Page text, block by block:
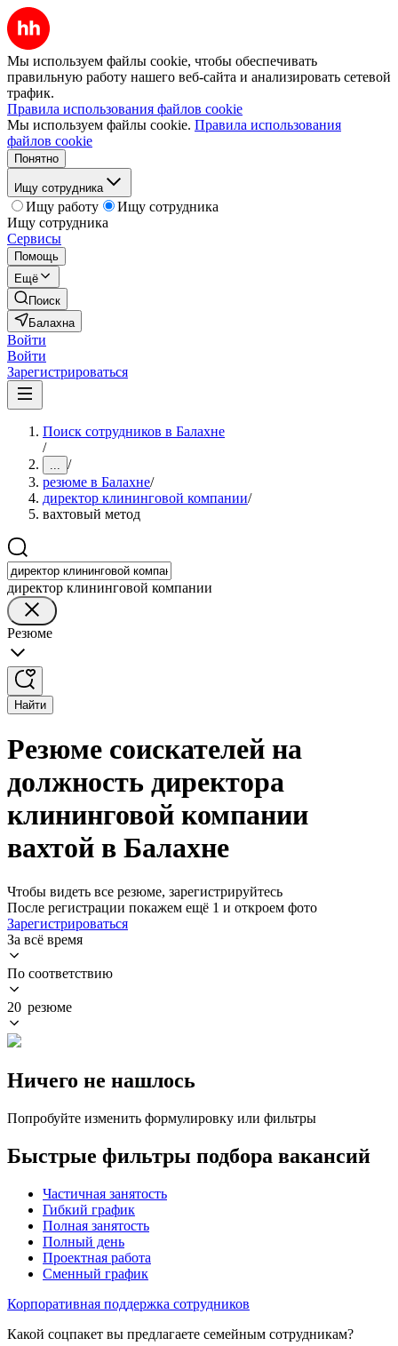
Мы используем файлы cookie, чтобы обеспечивать
правильную работу нашего веб-сайта и анализировать сетевой
трафик.
Правила использования файлов cookie
Мы используем файлы cookie. Правила использования
файлов cookie
Понятно
Ищу сотрудника
Ищу работу
Ищу сотрудника
Ищу сотрудника
Сервисы
Помощь
Ещё
Поиск
Балахна
Войти
Войти
Зарегистрироваться
Поиск сотрудников в Балахне
/
... /
резюме в Балахне/
директор клининговой компании/
вахтовый метод
директор клининговой компании
Резюме
Найти
Резюме соискателей на
должность директора
клининговой компании
вахтой в Балахне
Чтобы видеть все резюме, зарегистрируйтесь
После регистрации покажем ещё 1 и откроем фото
Зарегистрироваться
За всё время
По соответствию
20 резюме
Ничего не нашлось
Попробуйте изменить формулировку или фильтры
Быстрые фильтры подбора вакансий
Частичная занятость
Гибкий график
Полная занятость
Полный день
Проектная работа
Сменный график
Корпоративная поддержка сотрудников
Какой соцпакет вы предлагаете семейным сотрудникам?